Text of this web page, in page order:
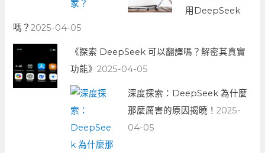
用DeepSeek
嗎？2025-04-05
《探索 DeepSeek 可以翻譯嗎？解密其真實
功能》2025-04-05
深度探索：DeepSeek 為什麼
那麼厲害的原因揭曉！2025-
04-05